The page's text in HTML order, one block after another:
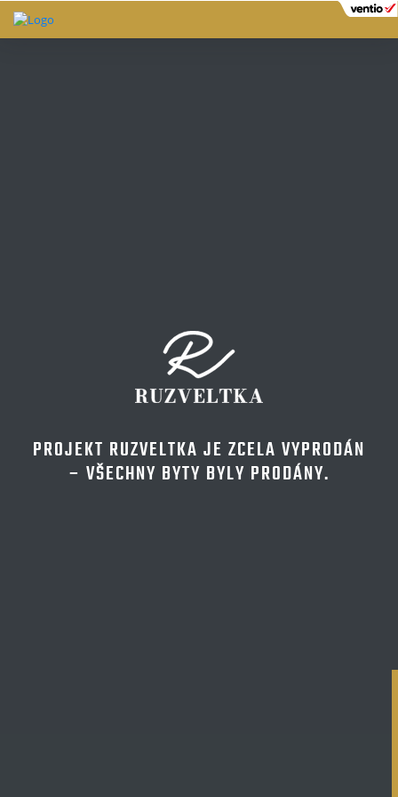
PROJEKT RUZVELTKA JE ZCELA VYPRODÁN
– VŠECHNY BYTY BYLY PRODÁNY.